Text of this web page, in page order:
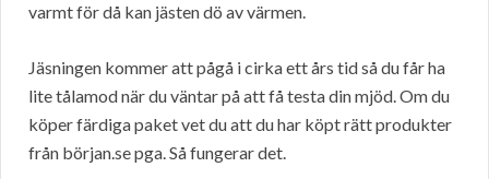
varmt för då kan jästen dö av värmen.
Jäsningen kommer att pågå i cirka ett års tid så du får ha
lite tålamod när du väntar på att få testa din mjöd. Om du
köper färdiga paket vet du att du har köpt rätt produkter
från början.se pga. Så fungerar det.